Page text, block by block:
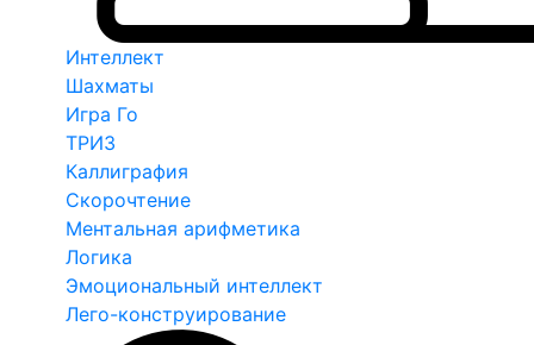
Интеллект
Шахматы
Игра Го
ТРИЗ
Каллиграфия
Скорочтение
Ментальная арифметика
Логика
Эмоциональный интеллект
Лего-конструирование